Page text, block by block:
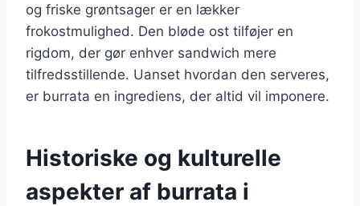
og friske grøntsager er en lækker
frokostmulighed. Den bløde ost tilføjer en
rigdom, der gør enhver sandwich mere
tilfredsstillende. Uanset hvordan den serveres,
er burrata en ingrediens, der altid vil imponere.
Historiske og kulturelle
aspekter af burrata i